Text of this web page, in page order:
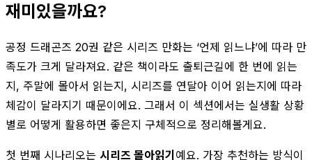
재미있을까요?
공정 드래곤즈 20권 같은 시리즈 만화는 ‘언제 읽느냐’에 따라 만
족도가 크게 달라져요. 같은 책이라도 출퇴근길에 한 번에 읽는
지, 주말에 몰아서 읽는지, 시리즈를 연달아 이어 읽는지에 따라
체감이 달라지기 때문이에요. 그래서 이 섹션에서는 실생활 상황
별로 어떻게 활용하면 좋은지 구체적으로 정리해볼게요.
첫 번째 시나리오는 시리즈 몰아읽기 예요. 가장 추천하는 방식이